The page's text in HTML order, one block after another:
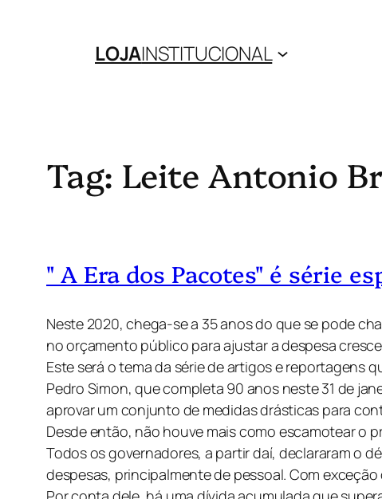
LOJAINSTITUCIONAL
Tag: Leite Antonio
" A Era dos Pacotes" é série
Neste 2020, chega-se a 35 anos do que se pode
no orçamento público para ajustar a despesa
Este será o tema da série de artigos e reportagens
Pedro Simon, que completa 90 anos neste 31 de
aprovar um conjunto de medidas drásticas para
Desde então, não houve mais como escamotear o
Todos os governadores, a partir daí, declararam o
despesas, principalmente de pessoal. Com